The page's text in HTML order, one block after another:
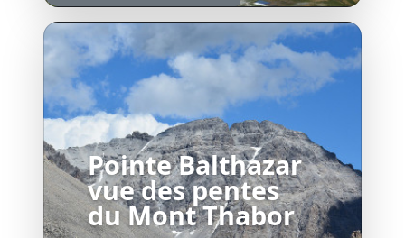
Pointe Balthazar
vue des pentes
du Mont Thabor